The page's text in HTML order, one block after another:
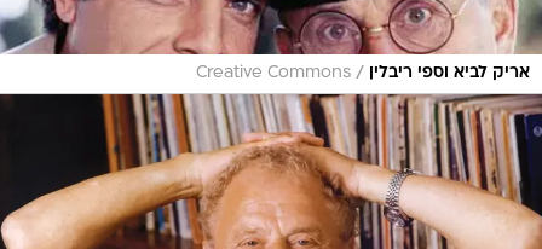
אריק לביא וספי ריבלין /
Creative Commons